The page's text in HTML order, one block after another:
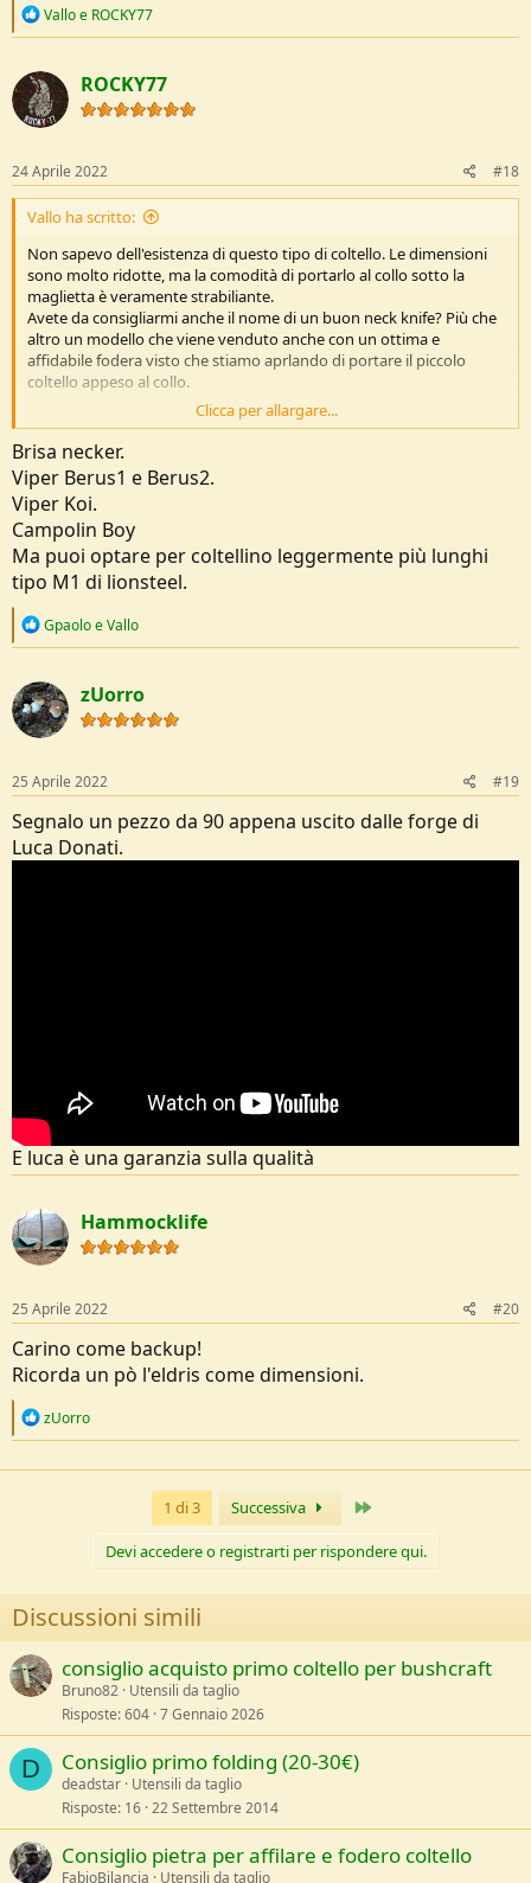
R
c
t
i
o
s
:
Valloe ROCKY77
ROCKY77
24 Aprile 2022 #18
Vallo ha scritto:
Non sapevo dell'esistenza di questo tipo di coltello. Le dimensioni
sono molto ridotte, ma la comodità di portarlo al collo sotto la
maglietta è veramente strabiliante.
Avete da consigliarmi anche il nome di un buon neck knife? Più che
altro un modello che viene venduto anche con un ottima e
affidabile fodera visto che stiamo aprlando di portare il piccolo
coltello appeso al collo.
Attualmente non ho intenzione di fare escursioni piìu lunghe di 2
giiorni, quindi al massimo un pernottamento in tenda per poi
rientrare la mattina/ pomeriggio successivo.
Clicca per allargare...
Brisa necker.
Viper Berus1 e Berus2.
Viper Koi.
Campolin Boy
Ma puoi optare per coltellino leggermente più lunghi
tipo M1 di lionsteel.
R
c
t
i
o
s
:
GpaoloeVallo
zUorro
25 Aprile 2022 #19
Segnalo un pezzo da 90 appena uscito dalle forge di
Luca Donati.
E luca è una garanzia sulla qualità
Hammocklife
25 Aprile 2022 #20
Carino come backup!
Ricorda un pò l'eldris come dimensioni.
R
e
c
zUorro
1 di 3 Successiva
Devi accedere o registrarti per rispondere qui.
Discussioni simili
consiglio acquisto primo coltello per bushcraft
Bruno82 Utensili da taglio
Risposte 604 7 Gennaio 2026
D Consiglio primo folding (20-30€)
deadstar Utensili da taglio
Risposte 16 22 Settembre 2014
Consiglio pietra per affilare e fodero coltello
FabioBilancia Utensili da taglio